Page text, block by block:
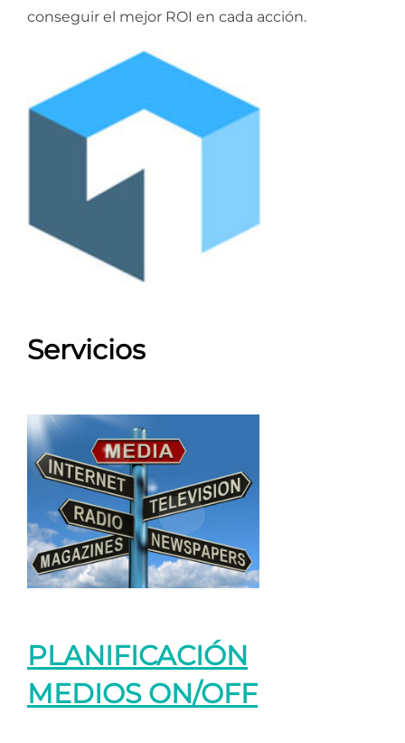
conseguir el mejor ROI en cada acción.
Servicios
PLANIFICACIÓN
MEDIOS ON/OFF